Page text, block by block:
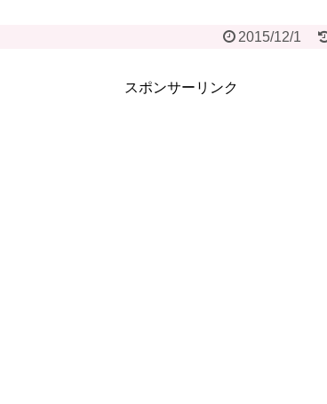
2015/12/1
スポンサーリンク